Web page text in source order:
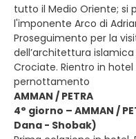
tutto il Medio Oriente; si
l'imponente Arco di
Proseguimento per la
dell’architettura
Crociate. Rientro in
pernottamento
AMMAN / PETRA
4° giorno – AMMAN /
Dana - Shobak)